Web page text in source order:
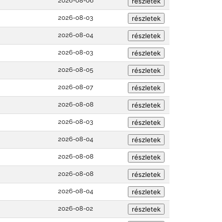
2026-08-03
2026-08-04
2026-08-03
2026-08-05
2026-08-07
2026-08-08
2026-08-03
2026-08-04
2026-08-08
2026-08-08
2026-08-04
2026-08-02